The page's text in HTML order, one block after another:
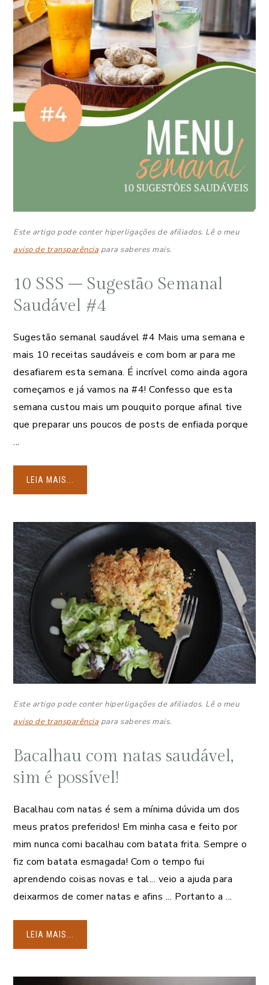
Este artigo pode conter hiperligações de afiliados. Lê o meu
aviso de transparência para saberes mais.
10 SSS – Sugestão Semanal
Saudável #4
Sugestão semanal saudável #4 Mais uma semana e
mais 10 receitas saudáveis e com bom ar para me
desafiarem esta semana. É incrível como ainda agora
começamos e já vamos na #4! Confesso que esta
semana custou mais um pouquito porque afinal tive
que preparar uns poucos de posts de enfiada porque
...
LEIA MAIS...
Este artigo pode conter hiperligações de afiliados. Lê o meu
aviso de transparência para saberes mais.
Bacalhau com natas saudável,
sim é possível!
Bacalhau com natas é sem a mínima dúvida um dos
meus pratos preferidos! Em minha casa e feito por
mim nunca comi bacalhau com batata frita. Sempre o
fiz com batata esmagada! Com o tempo fui
aprendendo coisas novas e tal... veio a ajuda para
deixarmos de comer natas e afins ... Portanto a ...
LEIA MAIS...